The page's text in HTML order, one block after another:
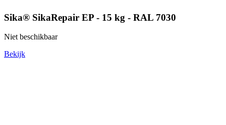
Sika® SikaRepair EP - 15 kg - RAL 7030
Niet beschikbaar
Bekijk